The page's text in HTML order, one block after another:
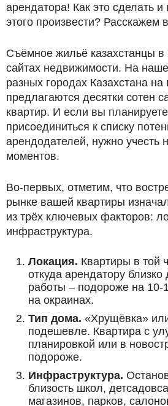
арендатора! Как это сделать
этого произвести?
Съёмное жильё казахстанцы
сайтах недвижимости. На
разных городах Казахстана
предлагаются десятки сотен
квартир. И если вы
присоединиться к списку
арендодателей, нужно учесть
моментов.
Во-первых, отметим, что
рынке вашей квартиры
из трёх ключевых факторов:
инфраструктура.
Локация. Квартиры в той
откуда арендатору
работы – подороже на 10-
на окраинах.
Тип дома. «Хрущёвка»
подешевле. Квартира с
планировкой или в
подороже.
Инфраструктура.
близость школ,
магазинов, парков,